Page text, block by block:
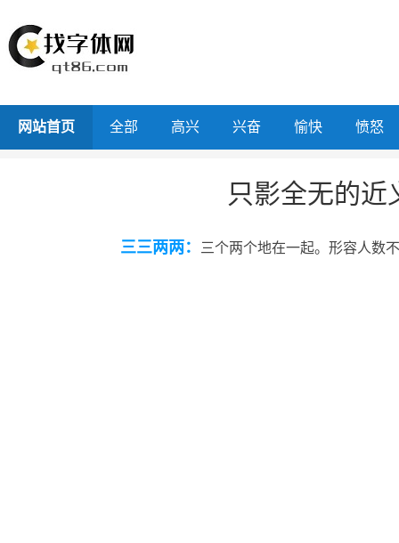
网站首页 全部 高兴 兴奋 愉快 愤怒
只影全无的近
三三两两： 三个两个地在一起。形容人数